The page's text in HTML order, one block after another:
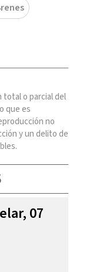
total o parcial del
que es
no
y un delito de
07